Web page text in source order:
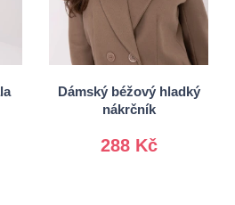
Dámský béžový hladký
nákrčník
288 Kč
Univerzální